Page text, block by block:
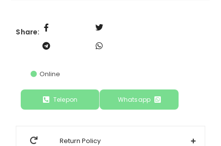
Share:
Online
Telepon Whatsapp
Return Policy